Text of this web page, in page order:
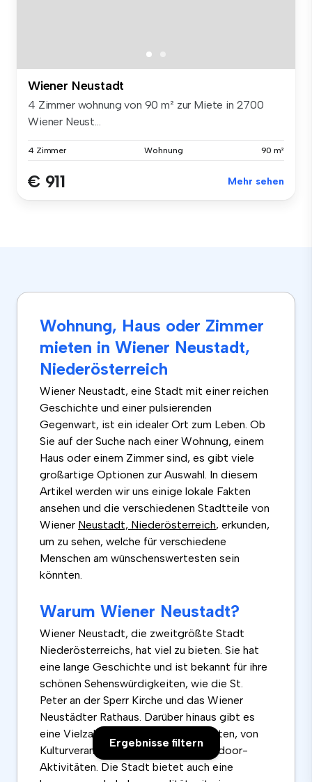
Ergebnisse filtern
Wiener Neustadt
4 Zimmer wohnung von 90 m² zur Miete in 2700
Wiener Neust...
4 Zimmer Wohnung 90 m²
€ 911 Mehr sehen
Wohnung, Haus oder Zimmer
mieten in Wiener Neustadt,
Niederösterreich
Wiener Neustadt, eine Stadt mit einer reichen
Geschichte und einer pulsierenden
Gegenwart, ist ein idealer Ort zum Leben. Ob
Sie auf der Suche nach einer Wohnung, einem
Haus oder einem Zimmer sind, es gibt viele
großartige Optionen zur Auswahl. In diesem
Artikel werden wir uns einige lokale Fakten
ansehen und die verschiedenen Stadtteile von
Wiener Neustadt, Niederösterreich, erkunden,
um zu sehen, welche für verschiedene
Menschen am wünschenswertesten sein
könnten.
Warum Wiener Neustadt?
Wiener Neustadt, die zweitgrößte Stadt
Niederösterreichs, hat viel zu bieten. Sie hat
eine lange Geschichte und ist bekannt für ihre
schönen Sehenswürdigkeiten, wie die St.
Peter an der Sperr Kirche und das Wiener
Neustädter Rathaus. Darüber hinaus gibt es
eine Vielzahl von Freizeitmöglichkeiten, von
Kulturveranstaltungen bis hin zu Outdoor-
Aktivitäten. Die Stadt bietet auch eine